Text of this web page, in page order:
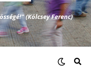
(Kölcsey Ferenc)